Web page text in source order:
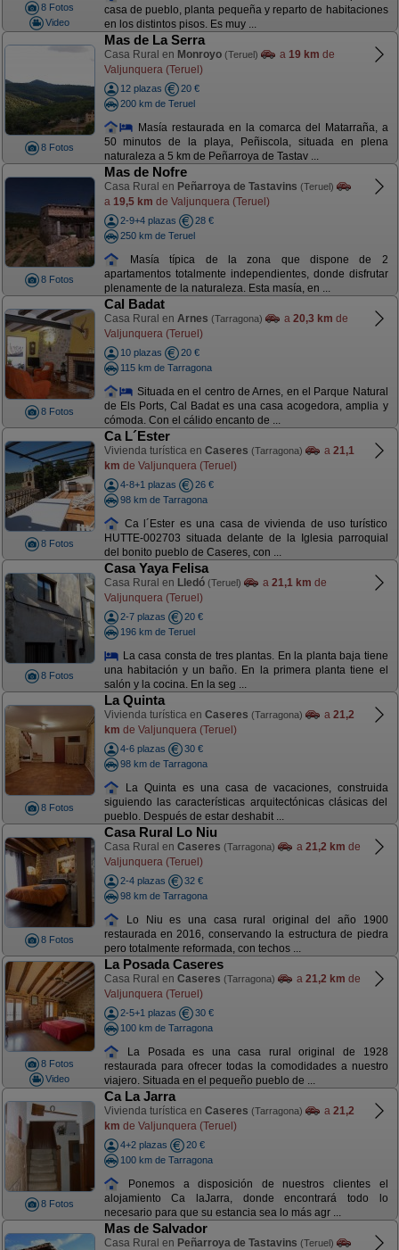
8 Fotos
Video
casa de pueblo, planta pequeña y reparto de habitaciones
en los distintos pisos. Es muy ...
8 Fotos
Mas de La Serra
Casa Rural en Monroyo (Teruel) a 19 km de
Valjunquera (Teruel)
12 plazas
20 €
200 km de Teruel
Masía restaurada en la comarca del Matarraña, a
50 minutos de la playa, Peñiscola, situada en plena
naturaleza a 5 km de Peñarroya de Tastav ...
8 Fotos
Mas de Nofre
Casa Rural en Peñarroya de Tastavins (Teruel)
a 19,5 km de Valjunquera (Teruel)
2-9+4 plazas
28 €
250 km de Teruel
Masía típica de la zona que dispone de 2
apartamentos totalmente independientes, donde disfrutar
plenamente de la naturaleza. Esta masía, en ...
8 Fotos
Cal Badat
Casa Rural en Arnes (Tarragona) a 20,3 km de
Valjunquera (Teruel)
10 plazas
20 €
115 km de Tarragona
Situada en el centro de Arnes, en el Parque Natural
de Els Ports, Cal Badat es una casa acogedora, amplia y
cómoda. Con el cálido encanto de ...
8 Fotos
Ca L´Ester
Vivienda turística en Caseres (Tarragona) a 21,1
km de Valjunquera (Teruel)
4-8+1 plazas
26 €
98 km de Tarragona
Ca l´Ester es una casa de vivienda de uso turístico
HUTTE-002703 situada delante de la Iglesia parroquial
del bonito pueblo de Caseres, con ...
8 Fotos
Casa Yaya Felisa
Casa Rural en Lledó (Teruel) a 21,1 km de
Valjunquera (Teruel)
2-7 plazas
20 €
196 km de Teruel
La casa consta de tres plantas. En la planta baja tiene
una habitación y un baño. En la primera planta tiene el
salón y la cocina. En la seg ...
8 Fotos
La Quinta
Vivienda turística en Caseres (Tarragona) a 21,2
km de Valjunquera (Teruel)
4-6 plazas
30 €
98 km de Tarragona
La Quinta es una casa de vacaciones, construida
siguiendo las características arquitectónicas clásicas del
pueblo. Después de estar deshabit ...
8 Fotos
Casa Rural Lo Niu
Casa Rural en Caseres (Tarragona) a 21,2 km de
Valjunquera (Teruel)
2-4 plazas
32 €
98 km de Tarragona
Lo Niu es una casa rural original del año 1900
restaurada en 2016, conservando la estructura de piedra
pero totalmente reformada, con techos ...
8 Fotos
Video
La Posada Caseres
Casa Rural en Caseres (Tarragona) a 21,2 km de
Valjunquera (Teruel)
2-5+1 plazas
30 €
100 km de Tarragona
La Posada es una casa rural original de 1928
restaurada para ofrecer todas la comodidades a nuestro
viajero. Situada en el pequeño pueblo de ...
8 Fotos
Ca La Jarra
Vivienda turística en Caseres (Tarragona) a 21,2
km de Valjunquera (Teruel)
4+2 plazas
20 €
100 km de Tarragona
Ponemos a disposición de nuestros clientes el
alojamiento Ca laJarra, donde encontrará todo lo
necesario para que su estancia sea lo más agr ...
Mas de Salvador
Casa Rural en Peñarroya de Tastavins (Teruel)